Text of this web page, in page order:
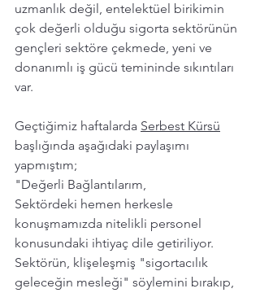
uzmanlık değil, entelektüel birikimin
çok değerli olduğu sigorta sektörünün
gençleri sektöre çekmede, yeni ve
donanımlı iş gücü temininde sıkıntıları
var.
Geçtiğimiz haftalarda Serbest Kürsü
başlığında aşağıdaki paylaşımı
yapmıştım;
"Değerli Bağlantılarım,
Sektördeki hemen herkesle
konuşmamızda nitelikli personel
konusundaki ihtiyaç dile getiriliyor.
Sektörün, klişeleşmiş "sigortacılık
geleceğin mesleği" söylemini bırakıp,